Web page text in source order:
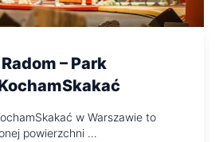
– Park
w Warszawie to
powierzchni …